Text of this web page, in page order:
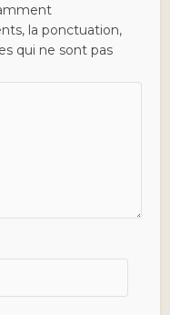
la ponctuation,
qui ne sont pas